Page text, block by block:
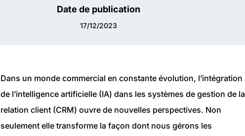
Date de publication
17/12/2023
Dans un monde commercial en constante évolution, l’intégration
de l’intelligence artificielle (IA) dans les systèmes de gestion de la
relation client (CRM) ouvre de nouvelles perspectives. Non
seulement elle transforme la façon dont nous gérons les